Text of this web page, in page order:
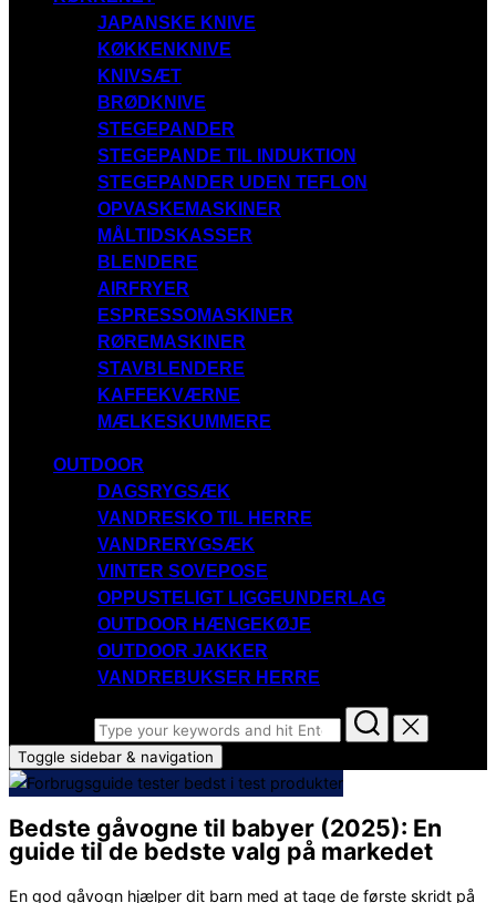
JAPANSKE KNIVE
KØKKENKNIVE
KNIVSÆT
BRØDKNIVE
STEGEPANDER
STEGEPANDE TIL INDUKTION
STEGEPANDER UDEN TEFLON
OPVASKEMASKINER
MÅLTIDSKASSER
BLENDERE
AIRFRYER
ESPRESSOMASKINER
RØREMASKINER
STAVBLENDERE
KAFFEKVÆRNE
MÆLKESKUMMERE
OUTDOOR
DAGSRYGSÆK
VANDRESKO TIL HERRE
VANDRERYGSÆK
VINTER SOVEPOSE
OPPUSTELIGT LIGGEUNDERLAG
OUTDOOR HÆNGEKØJE
OUTDOOR JAKKER
VANDREBUKSER HERRE
Toggle sidebar & navigation
Bedste gåvogne til babyer (2025): En
guide til de bedste valg på markedet
En god gåvogn hjælper dit barn med at tage de første skridt på